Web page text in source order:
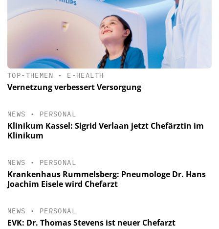
TOP-THEMEN • E-HEALTH
Vernetzung verbessert Versorgung
NEWS • PERSONAL
Klinikum Kassel: Sigrid Verlaan jetzt Chefärztin im
Klinikum
NEWS • PERSONAL
Krankenhaus Rummelsberg: Pneumologe Dr. Hans
Joachim Eisele wird Chefarzt
NEWS • PERSONAL
EVK: Dr. Thomas Stevens ist neuer Chefarzt